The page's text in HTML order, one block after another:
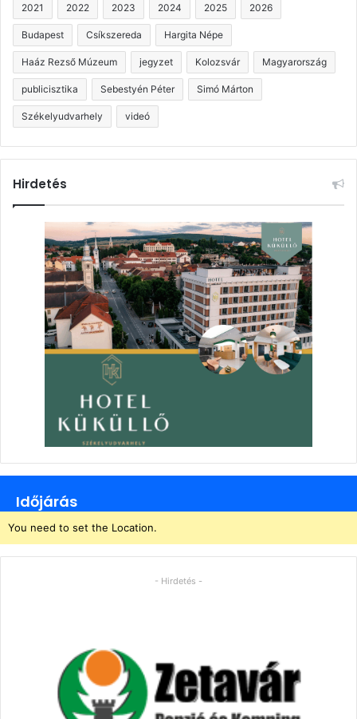
2021 2022 2023 2024 2025 2026
Budapest Csíkszereda Hargita Népe
Haáz Rezső Múzeum jegyzet Kolozsvár Magyarország
publicisztika Sebestyén Péter Simó Márton
Székelyudvarhely videó
Hirdetés
Időjárás
You need to set the Location.
- Hirdetés -